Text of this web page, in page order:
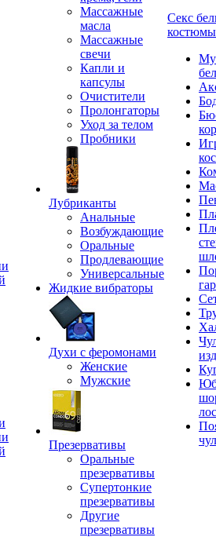
Массажные
масла
Массажные
свечи
Капли и
капсулы
Очистители
Пролонгаторы
Уход за телом
Пробники
Лубриканты
Анальные
Возбуждающие
Оральные
Продлевающие
Универсальные
Жидкие вибраторы
Духи с феромонами
Женские
Мужские
Презервативы
Оральные
презервативы
Супертонкие
презервативы
Другие
презервативы
Секс
костюмы